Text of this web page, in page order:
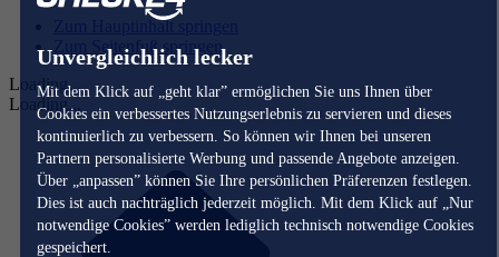
Unvergleichlich lecker
Mit dem Klick auf „geht klar” ermöglichen Sie uns Ihnen über
Cookies ein verbessertes Nutzungserlebnis zu servieren und dieses
kontinuierlich zu verbessern. So können wir Ihnen bei unseren
Partnern personalisierte Werbung und passende Angebote anzeigen.
Über „anpassen” können Sie Ihre persönlichen Präferenzen festlegen.
Dies ist auch nachträglich jederzeit möglich. Mit dem Klick auf „Nur
notwendige Cookies” werden lediglich technisch notwendige Cookies
gespeichert.
Zum Hauptinhalt springen
Zum Seitenfuß springen
Loading...
Loading...